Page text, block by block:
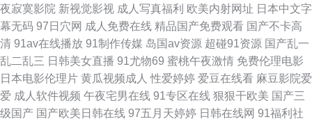
站 福利久久直播 A片网页 抖阴变态大 日韩精品毛片在线 丝袜欧洲综合 久久
伊人精演 91深夜福利网站 日本精品中文 豆花视频91视频 国产TV在线观看
午夜成人在线 亚洲天堂青青草原网站免费在线观看高清视频 91视频观看网
站 97久久免费人妻视频 91黑丝欧美 国产福利av在线 成人av香蕉 免费看片
夜寂寞影院 新视觉影视 成人写真福利 欧美内射网址 日本中文字
幕无码 97日穴网 成人免费在线 精品国产免费观看 国产不卡高
清 91av在线播放 91制作传媒 岛国av资源 超碰91资源 国产乱一
乱二乱三 日韩美女直播 91尤物69 蜜桃午夜激情 免费伦理电影
日本电影伦理片 黄瓜视频成人 性爱婷婷 爱豆在线看 麻豆影院爱
爱 成人软件视频 午夜宅男在线 91专区在线 狠狠干欧美 国产三
级国产 国产欧美日韩在线 97五月天婷婷 日韩在线网 91福利社